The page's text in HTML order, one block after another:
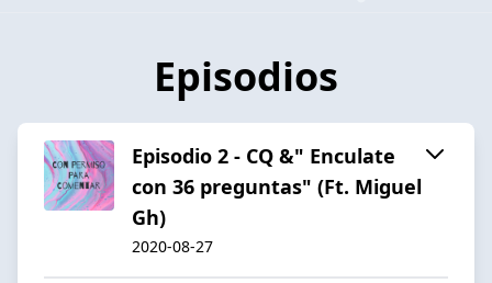
Episodios
Episodio 2 - CQ &" Enculate
con 36 preguntas" (Ft. Miguel
Gh)
2020-08-27